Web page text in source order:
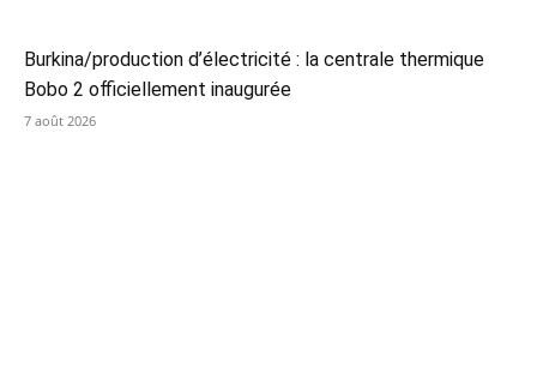
Burkina/production d’électricité : la centrale thermique
Bobo 2 officiellement inaugurée
7 août 2026